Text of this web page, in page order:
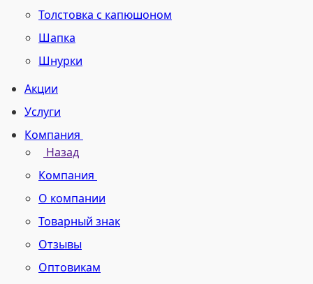
Толстовка с капюшоном
Шапка
Шнурки
Акции
Услуги
Компания
Назад
Компания
О компании
Товарный знак
Отзывы
Оптовикам